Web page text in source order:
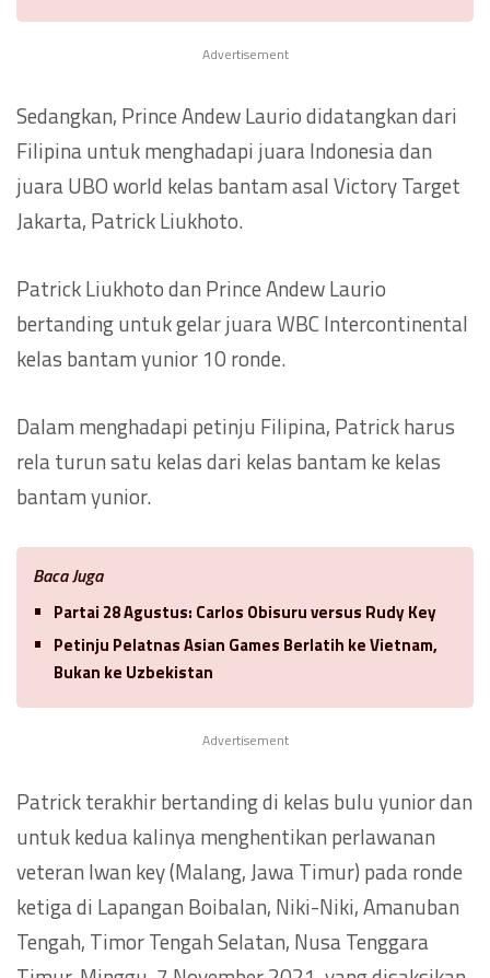
Advertisement
Sedangkan, Prince Andew Laurio didatangkan dari
Filipina untuk menghadapi juara Indonesia dan
juara UBO world kelas bantam asal Victory Target
Jakarta, Patrick Liukhoto.
Patrick Liukhoto dan Prince Andew Laurio
bertanding untuk gelar juara WBC Intercontinental
kelas bantam yunior 10 ronde.
Dalam menghadapi petinju Filipina, Patrick harus
rela turun satu kelas dari kelas bantam ke kelas
bantam yunior.
Baca Juga
Partai 28 Agustus: Carlos Obisuru versus Rudy Key
Petinju Pelatnas Asian Games Berlatih ke Vietnam,
Bukan ke Uzbekistan
Advertisement
Patrick terakhir bertanding di kelas bulu yunior dan
untuk kedua kalinya menghentikan perlawanan
veteran Iwan key (Malang, Jawa Timur) pada ronde
ketiga di Lapangan Boibalan, Niki-Niki, Amanuban
Tengah, Timor Tengah Selatan, Nusa Tenggara